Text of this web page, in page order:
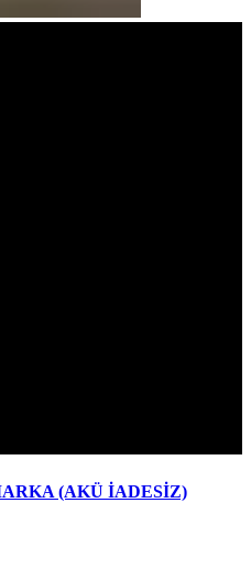
(AKÜ İADESİZ)